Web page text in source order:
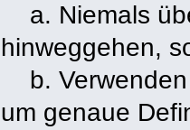
a. Niemals
hinweggehen,
b. Verwenden
um genaue